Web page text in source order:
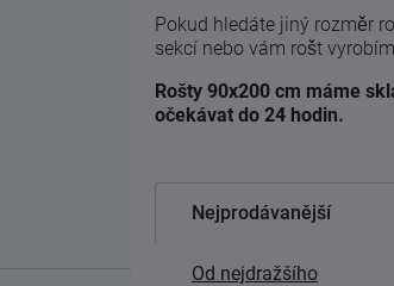
Pokud hledáte jiný rozměr
sekcí nebo vám rošt
Rošty 90x200 cm máme
očekávat do 24 hodin.
Nejprodávanější
Od nejdražšího